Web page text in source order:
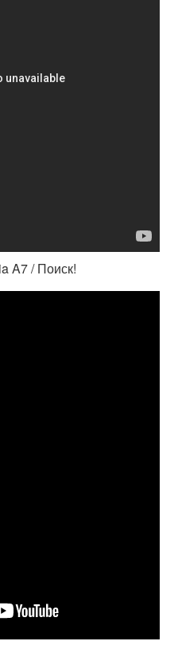
A7 / Поиск!